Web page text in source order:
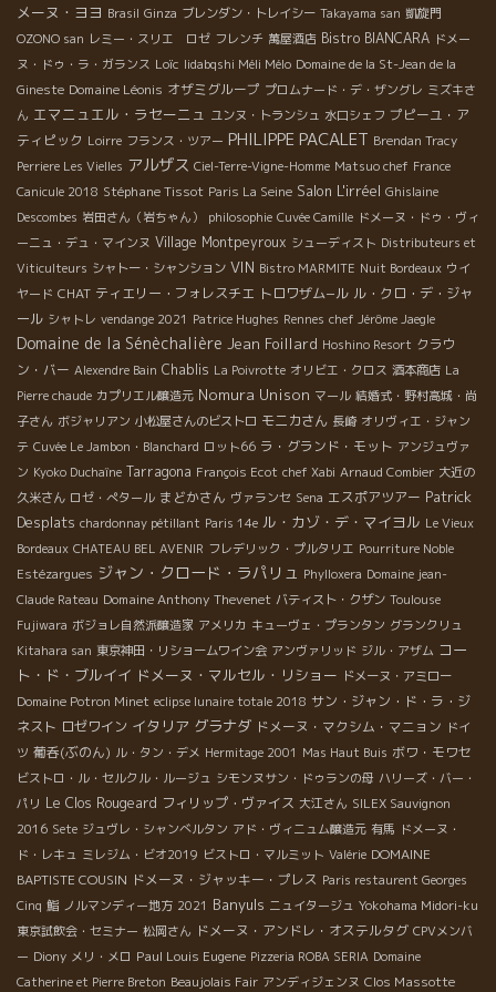
メーヌ・ヨヨ Brasil Ginza ブレンダン・トレイシー Takayama san 凱旋門
OZONO san レミー・スリエ ロゼ フレンチ 萬屋酒店 Bistro BIANCARA ドメー
ヌ・ドゥ・ラ・ガランス Loïc Iidabqshi Méli Mélo Domaine de la St-Jean de la
Gineste Domaine Léonis オザミグループ プロムナード・デ・ザングレ ミズキさ
ん エマニュエル・ラセーニュ ユンヌ・トランシュ 水口シェフ プピーユ・ア
ティピック Loirre フランス・ツアー PHILIPPE PACALET Brendan Tracy
Perriere Les Vielles アルザス Ciel-Terre-Vigne-Homme Matsuo chef France
Canicule 2018 Stéphane Tissot Paris La Seine Salon L'irréel Ghislaine
Descombes 岩田さん（岩ちゃん） philosophie Cuvée Camille ドメーヌ・ドゥ・ヴィ
ーニュ・デュ・マインヌ Village Montpeyroux シューディスト Distributeurs et
Viticulteurs シャトー・シャンション VIN Bistro MARMITE Nuit Bordeaux ウイ
ヤード CHAT ティエリー・フォレスチエ トロワザム−ル ル・クロ・デ・ジャ
ール シャトレ vendange 2021 Patrice Hughes Rennes chef Jérôme Jaegle
Domaine de la Sénèchalière Jean Foillard Hoshino Resort クラウ
ン・バー Alexendre Bain Chablis La Poivrotte オリビエ・クロス 酒本商店 La
Pierre chaude カプリエル醸造元 Nomura Unison マール 結婚式・野村高城・尚
子さん ボジャリアン 小松屋さんのビストロ モニカさん 長崎 オリヴィエ・ジャン
テ Cuvée Le Jambon・Blanchard ロット66 ラ・グランド・モット アンジュヴァ
ン Kyoko Duchaîne Tarragona François Ecot chef Xabi Arnaud Combier 大近の
久米さん ロゼ・ぺタール まどかさん ヴァランセ Sena エスポアツアー Patrick
Desplats chardonnay pétillant Paris 14e ル・カゾ・デ・マイヨル Le Vieux
Bordeaux CHATEAU BEL AVENIR フレデリック・プルタリエ Pourriture Noble
Estézargues ジャン・クロード・ラパリュ Phylloxera Domaine jean-
Claude Rateau Domaine Anthony Thevenet バティスト・クザン Toulouse
Fujiwara ボジョレ自然派醸造家 アメリカ キューヴェ・プランタン グランクリュ
Kitahara san 東京神田・リショームワイン会 アンヴァリッド ジル・アザム コー
ト・ド・ブルイイ ドメーヌ・マルセル・リショー ドメーヌ・アミロー
Domaine Potron Minet eclipse lunaire totale 2018 サン・ジャン・ド・ラ・ジ
ネスト ロゼワイン イタリア グラナダ ドメーヌ・マクシム・マニョン ドイ
ツ 葡呑(ぶのん) ル・タン・デメ Hermitage 2001 Mas Haut Buis ボワ・モワセ
ビストロ・ル・セルクル・ルージュ シモンヌサン・ドゥランの母 ハリーズ・バー・
パリ Le Clos Rougeard フィリップ・ヴァイス 大江さん SILEX Sauvignon
2016 Sete ジュヴレ・シャンべルタン アド・ヴィニュム醸造元 有馬 ドメーヌ・
ド・レキュ ミレジム・ビオ2019 ビストロ・マルミット Valérie DOMAINE
BAPTISTE COUSIN ドメーヌ・ジャッキー・プレス Paris restaurent Georges
Cinq 鮨 ノルマンディー地方 2021 Banyuls ニュイタージュ Yokohama Midori-ku
東京試飲会・セミナー 松岡さん ドメーヌ・アンドレ・オステルタグ CPVメンバ
ー Diony メリ・メロ Paul Louis Eugene Pizzeria ROBA SERIA Domaine
Catherine et Pierre Breton Beaujolais Fair アンディジェンヌ Clos Massotte